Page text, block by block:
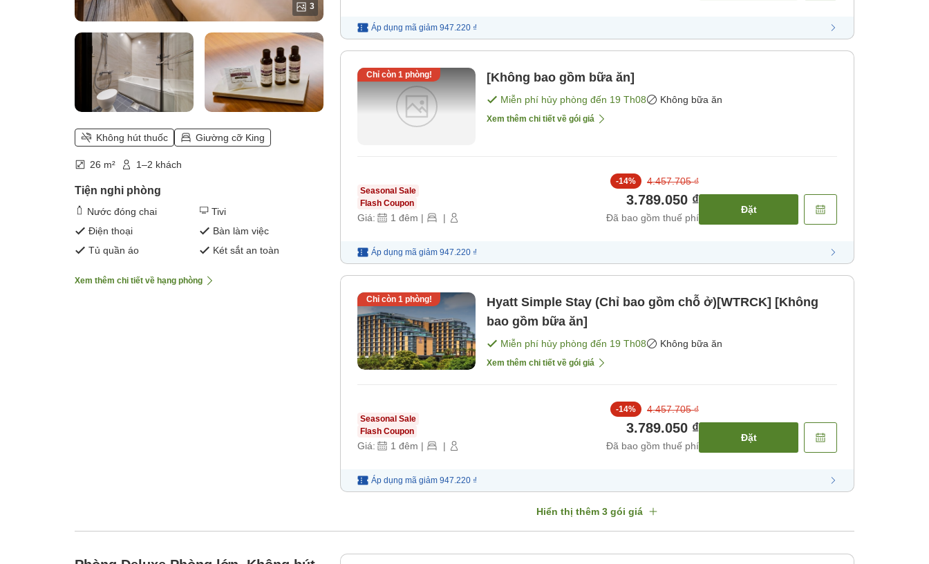
3
Không hút thuốc Giường cỡ King
26 m² 1–2 khách
Tiện nghi phòng
Nước đóng chai
Tivi
Điện thoại
Bàn làm việc
Tủ quần áo
Két sắt an toàn
Xem thêm chi tiết về hạng phòng
Áp dụng mã giảm 947.220 ₫
Chỉ còn 1phòng! [Không bao gồm bữa ăn]
Miễn phí hủy phòng đến 19 Th08 Không bữa ăn
Xem thêm chi tiết về gói giá
Seasonal Sale
Flash Coupon
Giá: 1 đêm | |
-14% 4.457.705 ₫
3.789.050 ₫
Đã bao gồm thuế phí
Đặt
Áp dụng mã giảm 947.220 ₫
Chỉ còn 1phòng!
Hyatt Simple Stay (Chỉ bao gồm chỗ ở)[WTRCK] [Không
bao gồm bữa ăn]
Miễn phí hủy phòng đến 19 Th08 Không bữa ăn
Xem thêm chi tiết về gói giá
Seasonal Sale
Flash Coupon
Giá: 1 đêm | |
-14% 4.457.705 ₫
3.789.050 ₫
Đã bao gồm thuế phí
Đặt
Áp dụng mã giảm 947.220 ₫
Hiển thị thêm 3 gói giá